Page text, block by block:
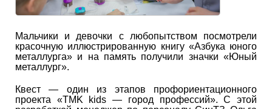
Мальчики и девочки с любопытством посмотрели
красочную иллюстрированную книгу «Азбука юного
металлурга» и на память получили значки «Юный
металлург».
Квест — один из этапов профориентационного
проекта «TMK kids — город профессий». С этой